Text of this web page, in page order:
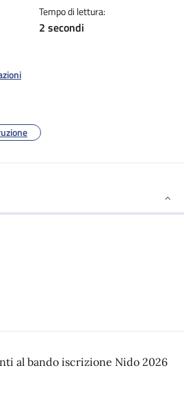
Tempo di lettura:
2 secondi
al bando iscrizione Nido 2026